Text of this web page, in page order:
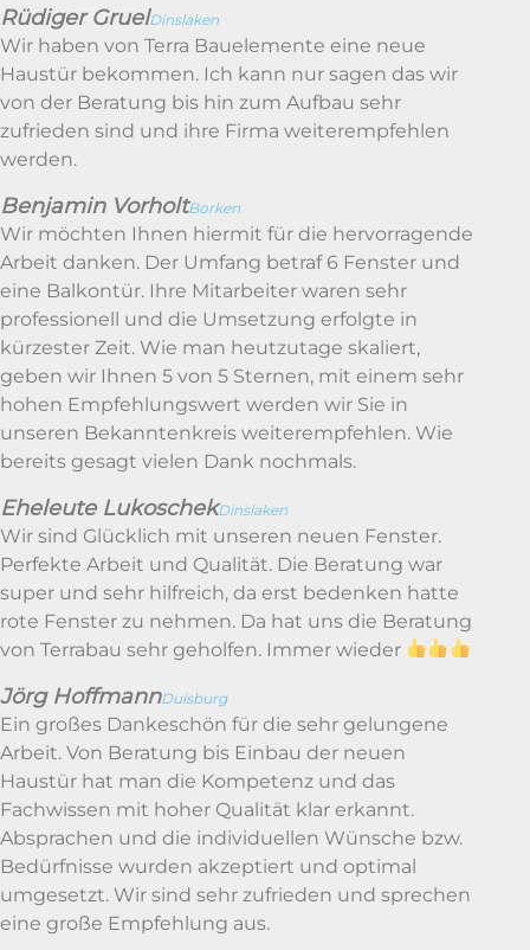
Rüdiger GruelDinslaken
Wir haben von Terra Bauelemente eine neue
Haustür bekommen. Ich kann nur sagen das wir
von der Beratung bis hin zum Aufbau sehr
zufrieden sind und ihre Firma weiterempfehlen
werden.
Benjamin VorholtBorken
Wir möchten Ihnen hiermit für die hervorragende
Arbeit danken. Der Umfang betraf 6 Fenster und
eine Balkontür. Ihre Mitarbeiter waren sehr
professionell und die Umsetzung erfolgte in
kürzester Zeit. Wie man heutzutage skaliert,
geben wir Ihnen 5 von 5 Sternen, mit einem sehr
hohen Empfehlungswert werden wir Sie in
unseren Bekanntenkreis weiterempfehlen. Wie
bereits gesagt vielen Dank nochmals.
Eheleute LukoschekDinslaken
Wir sind Glücklich mit unseren neuen Fenster.
Perfekte Arbeit und Qualität. Die Beratung war
super und sehr hilfreich, da erst bedenken hatte
rote Fenster zu nehmen. Da hat uns die Beratung
von Terrabau sehr geholfen. Immer wieder
Jörg HoffmannDuisburg
Ein großes Dankeschön für die sehr gelungene
Arbeit. Von Beratung bis Einbau der neuen
Haustür hat man die Kompetenz und das
Fachwissen mit hoher Qualität klar erkannt.
Absprachen und die individuellen Wünsche bzw.
Bedürfnisse wurden akzeptiert und optimal
umgesetzt. Wir sind sehr zufrieden und sprechen
eine große Empfehlung aus.